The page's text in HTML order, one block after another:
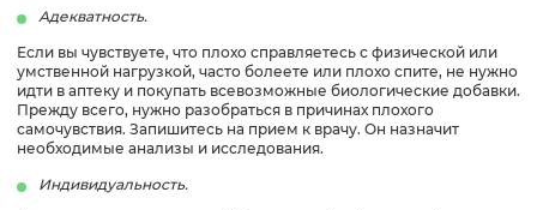
Адекватность.
Если вы чувствуете, что плохо справляетесь с физической или
умственной нагрузкой, часто болеете или плохо спите, не нужно
идти в аптеку и покупать всевозможные биологические добавки.
Прежду всего, нужно разобраться в причинах плохого
самочувствия. Запишитесь на прием к врачу. Он назначит
необходимые анализы и исследования.
Индивидуальность.